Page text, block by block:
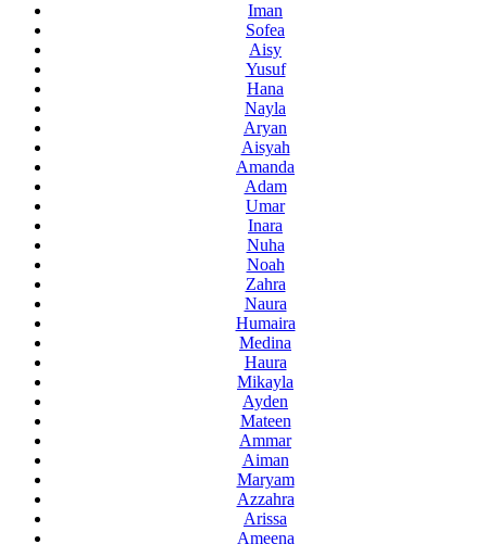
Iman
Sofea
Aisy
Yusuf
Hana
Nayla
Aryan
Aisyah
Amanda
Adam
Umar
Inara
Nuha
Noah
Zahra
Naura
Humaira
Medina
Haura
Mikayla
Ayden
Mateen
Ammar
Aiman
Maryam
Azzahra
Arissa
Ameena